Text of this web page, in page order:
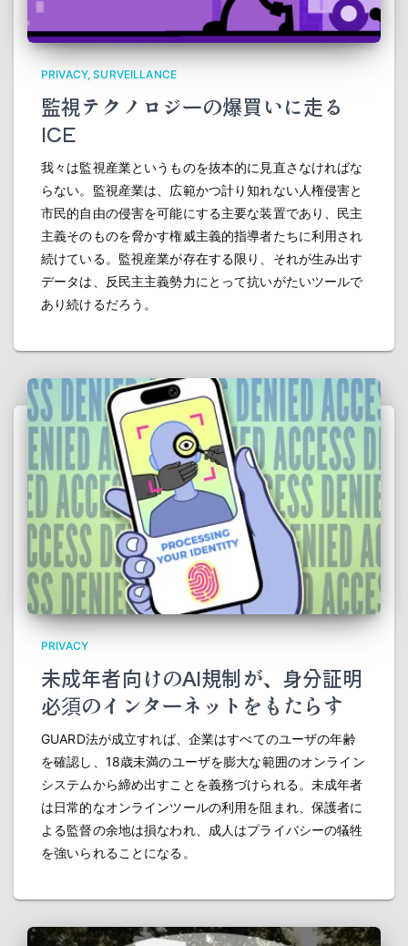
PRIVACY SURVEILLANCE
監視テクノロジーの爆買いに走る
ICE
我々は監視産業というものを抜本的に見直さなければな
らない。監視産業は、広範かつ計り知れない人権侵害と
市民的自由の侵害を可能にする主要な装置であり、民主
主義そのものを脅かす権威主義的指導者たちに利用され
続けている。監視産業が存在する限り、それが生み出す
データは、反民主主義勢力にとって抗いがたいツールで
あり続けるだろう。
PRIVACY
未成年者向けのAI規制が、身分証明
必須のインターネットをもたらす
GUARD法が成立すれば、企業はすべてのユーザの年齢
を確認し、18歳未満のユーザを膨大な範囲のオンライン
システムから締め出すことを義務づけられる。未成年者
は日常的なオンラインツールの利用を阻まれ、保護者に
よる監督の余地は損なわれ、成人はプライバシーの犠牲
を強いられることになる。